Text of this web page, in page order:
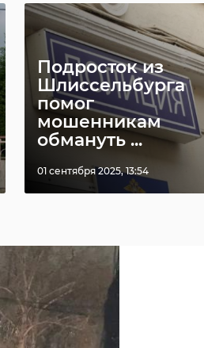
Подросток из
Шлиссельбурга
помог
мошенникам
обмануть ...
01 сентября 2025, 13:54